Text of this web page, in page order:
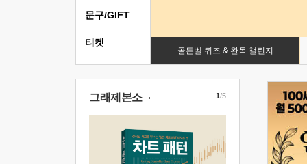
골든벨 퀴즈 & 완독 챌린지
문구/GIFT
티켓
그래제본소 1/5